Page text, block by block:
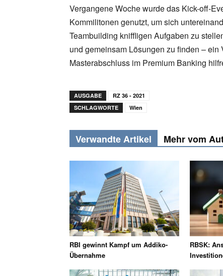
Vergangene Woche wurde das Kick-off-
Kommilitonen genutzt, um sich
Teambuilding kniffligen Aufgaben zu
und gemeinsam Lösungen zu finden –
Masterabschluss im Premium Banking
AUSGABE
RZ 36 - 2021
SCHLAGWORTE
Wien
Verwandte Artikel Mehr vom
RBI gewinnt Kampf um Addiko-
Übernahme
RBSK: